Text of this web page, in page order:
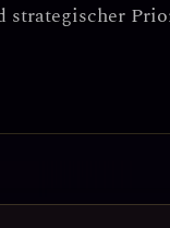
strategischer